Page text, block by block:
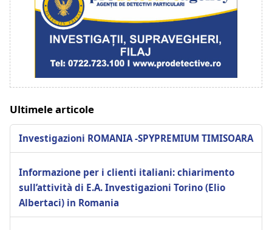
Ultimele articole
Investigazioni ROMANIA -SPYPREMIUM TIMISOARA
Informazione per i clienti italiani: chiarimento
sull’attività di E.A. Investigazioni Torino (Elio
Albertaci) in Romania